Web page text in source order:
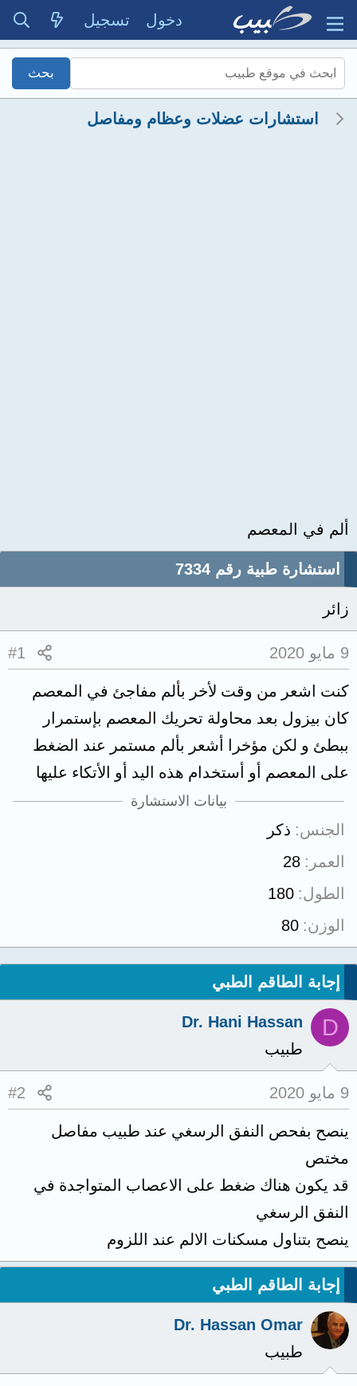
دخول تسجيل
استشارات عضلات وعظام ومفاصل
ألم في المعصم
استشارة طبية رقم 7334
زائر
9 مايو 2020 #1
كنت اشعر من وقت لأخر بألم مفاجئ في المعصم
كان بيزول بعد محاولة تحريك المعصم بإستمرار
ببطئ و لكن مؤخرا أشعر بألم مستمر عند الضغط
على المعصم أو أستخدام هذه اليد أو الأتكاء عليها
بيانات الاستشارة
الجنس ذكر
العمر
28
الطول 180
الوزن 80
إجابة الطاقم الطبي
D
Dr. Hani Hassan
طبيب
9 مايو 2020 #2
ينصح بفحص النفق الرسغي عند طبيب مفاصل
مختص
قد يكون هناك ضغط على الاعصاب المتواجدة في
النفق الرسغي
ينصح بتناول مسكنات الالم عند اللزوم
إجابة الطاقم الطبي
Dr. Hassan Omar
طبيب